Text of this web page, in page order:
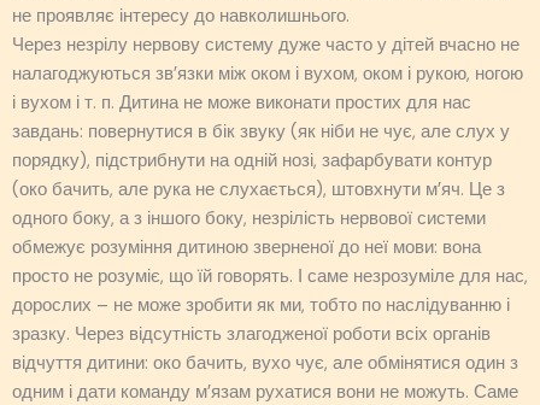
не проявляє інтересу до навколишнього.
Через незрілу нервову систему дуже часто у дітей вчасно не
налагоджуються зв’язки між оком і вухом, оком і рукою, ногою
і вухом і т. п. Дитина не може виконати простих для нас
завдань: повернутися в бік звуку (як ніби не чує, але слух у
порядку), підстрибнути на одній нозі, зафарбувати контур
(око бачить, але рука не слухається), штовхнути м’яч. Це з
одного боку, а з іншого боку, незрілість нервової системи
обмежує розуміння дитиною зверненої до неї мови: вона
просто не розуміє, що їй говорять. І саме незрозуміле для нас,
дорослих – не може зробити як ми, тобто по наслідуванню і
зразку. Через відсутність злагодженої роботи всіх органів
відчуття дитини: око бачить, вухо чує, але обмінятися один з
одним і дати команду м’язам рухатися вони не можуть. Саме